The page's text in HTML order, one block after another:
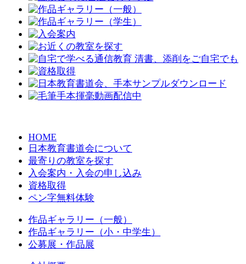
HOME
日本教育書道会について
最寄りの教室を探す
入会案内・入会の申し込み
資格取得
ペン字無料体験
作品ギャラリー（一般）
作品ギャラリー（小・中学生）
公募展・作品展